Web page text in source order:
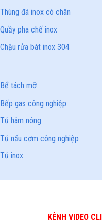
Thùng đá inox có chân
Quầy pha chế inox
Chậu rửa bát inox 304
Bể tách mỡ
Bếp gas công nghiệp
Tủ hâm nóng
Tủ nấu cơm công nghiệp
Tủ inox
KÊNH VIDEO